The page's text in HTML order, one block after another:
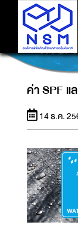
ค่า
ค่า SPF แ
14 ธ.ค.